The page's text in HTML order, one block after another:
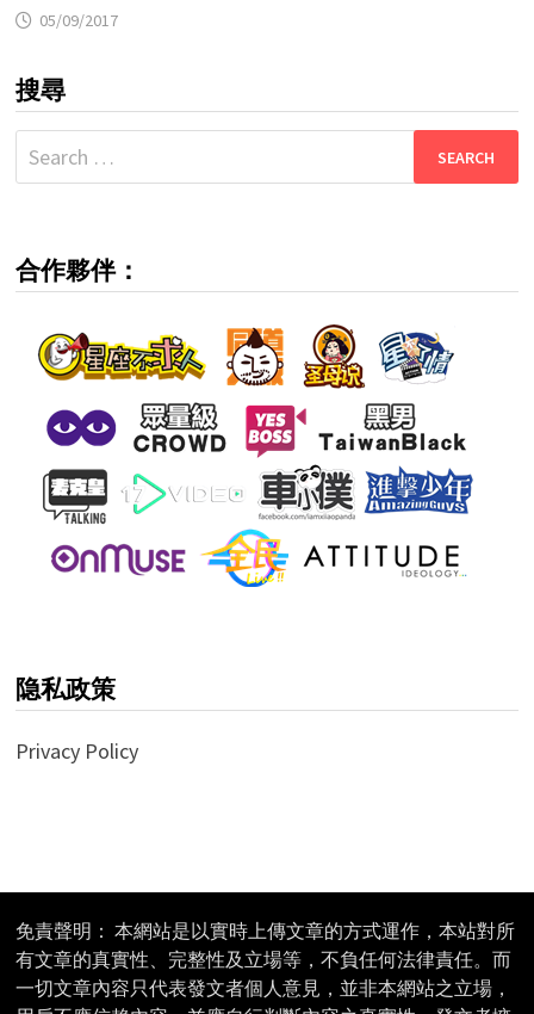
05/09/2017
搜尋
Search
for:
合作夥伴：
隐私政策
Privacy Policy
免責聲明： 本網站是以實時上傳文章的方式運作，本站對所
有文章的真實性、完整性及立場等，不負任何法律責任。而
一切文章內容只代表發文者個人意見，並非本網站之立場，